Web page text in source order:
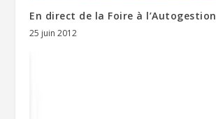
En direct de la Foire à l’Autogestion
25 juin 2012